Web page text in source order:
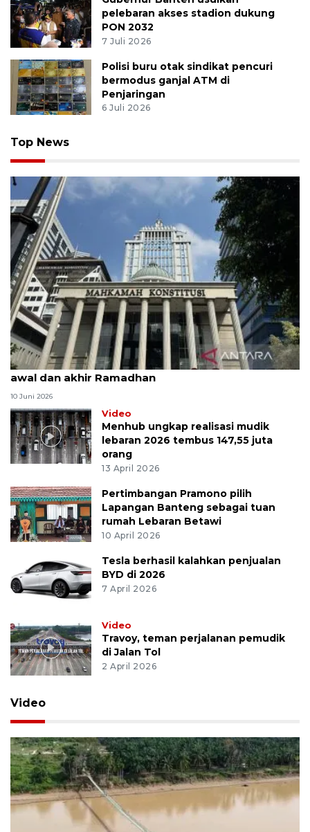
pelebaran akses stadion dukung
PON 2032
7 Juli 2026
Polisi buru otak sindikat pencuri
bermodus ganjal ATM di
Penjaringan
6 Juli 2026
Top News
MK uji materi UU Peradilan Agama perihal isbat
awal dan akhir Ramadhan
10 Juni 2026
Video
Menhub ungkap realisasi mudik
lebaran 2026 tembus 147,55 juta
orang
13 April 2026
Pertimbangan Pramono pilih
Lapangan Banteng sebagai tuan
rumah Lebaran Betawi
10 April 2026
Tesla berhasil kalahkan penjualan
BYD di 2026
7 April 2026
Video
Travoy, teman perjalanan pemudik
di Jalan Tol
2 April 2026
Video